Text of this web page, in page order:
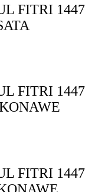
FITRI 1447
FITRI 1447
FITRI 1447